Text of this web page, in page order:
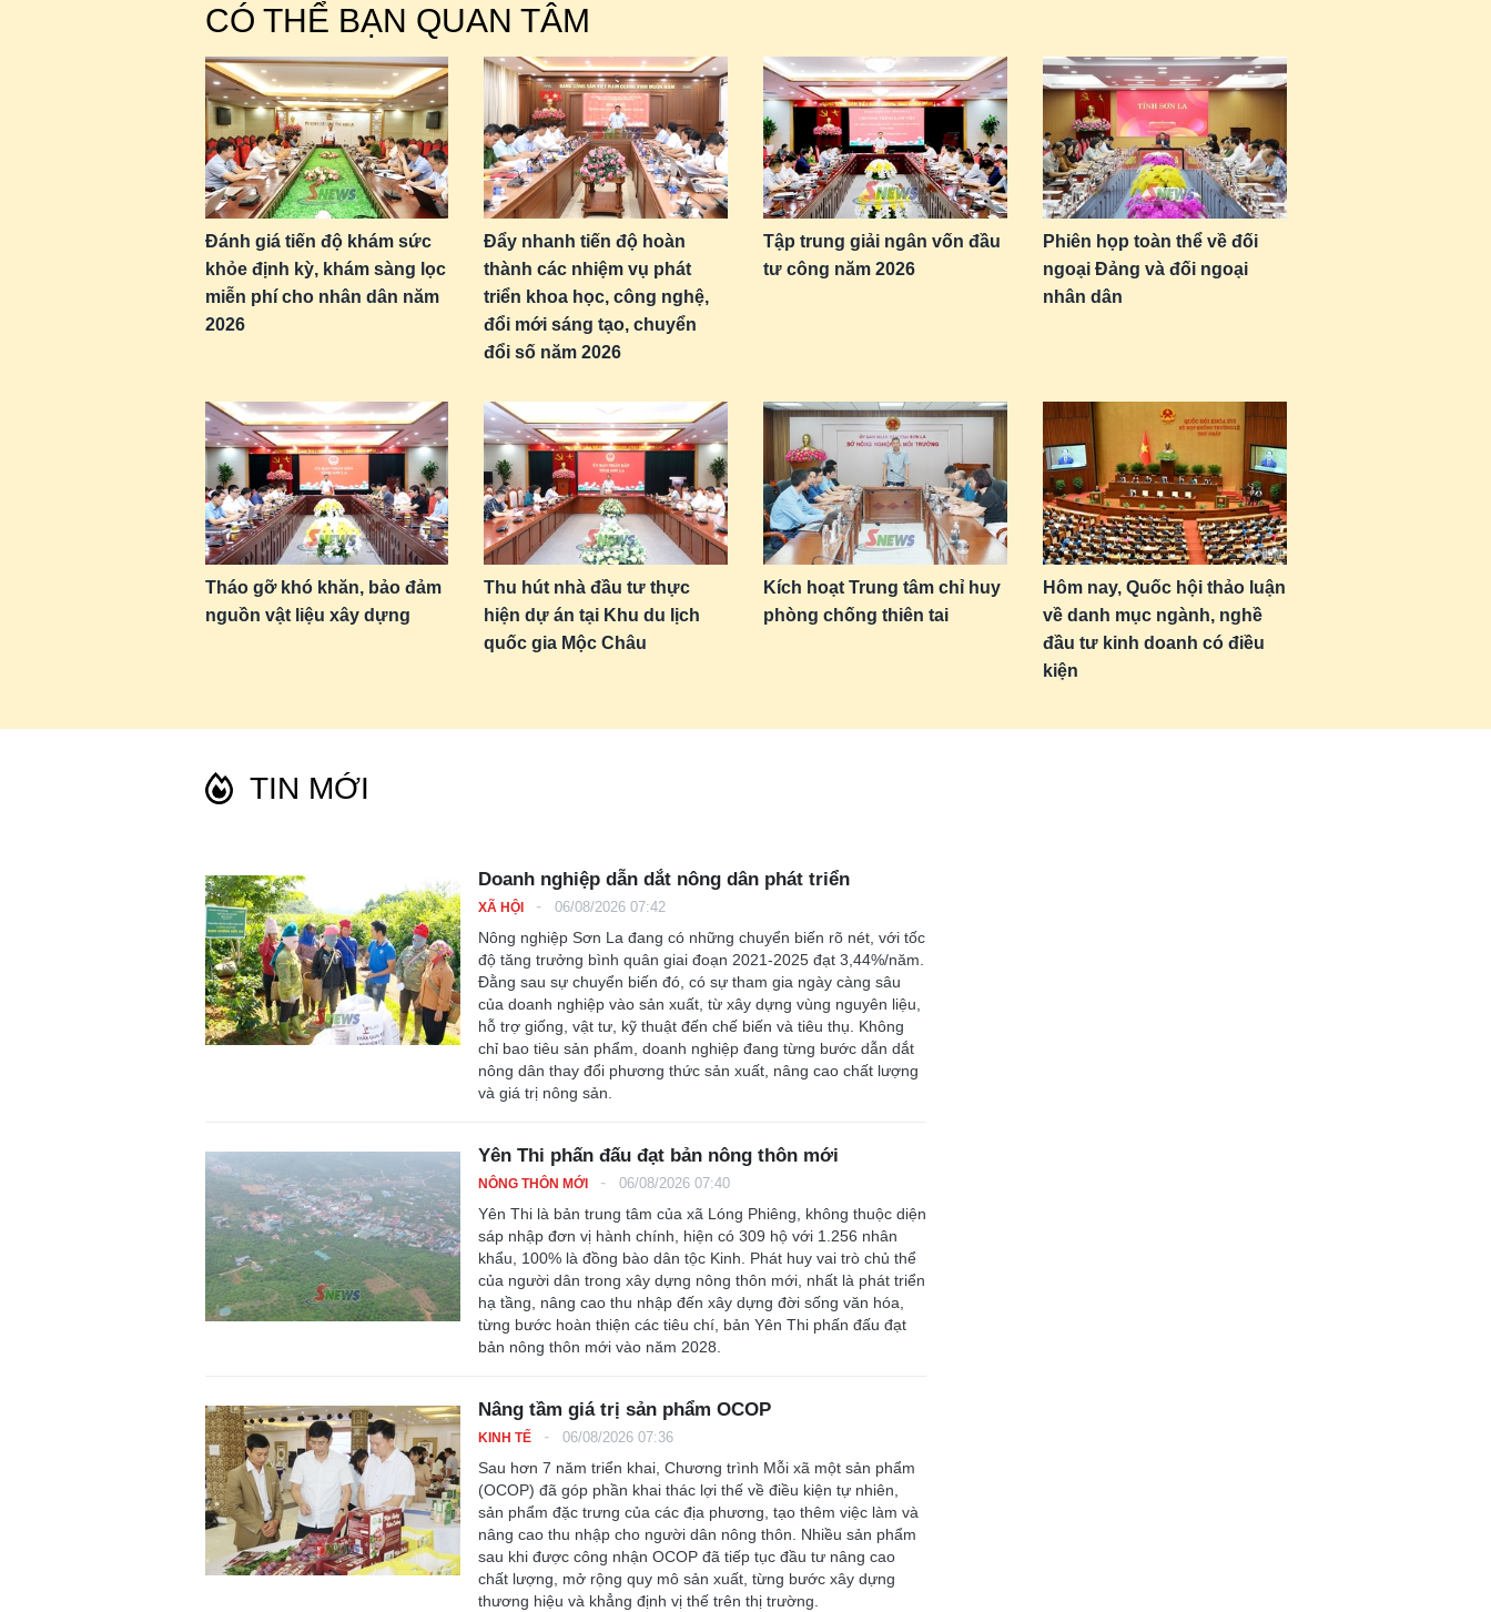
CÓ THỂ BẠN QUAN TÂM
Đánh giá tiến độ khám sức
khỏe định kỳ, khám sàng lọc
miễn phí cho nhân dân năm
2026
Đẩy nhanh tiến độ hoàn
thành các nhiệm vụ phát
triển khoa học, công nghệ,
đổi mới sáng tạo, chuyển
đổi số năm 2026
Tập trung giải ngân vốn đầu
tư công năm 2026
Phiên họp toàn thể về đối
ngoại Đảng và đối ngoại
nhân dân
Tháo gỡ khó khăn, bảo đảm
nguồn vật liệu xây dựng
Thu hút nhà đầu tư thực
hiện dự án tại Khu du lịch
quốc gia Mộc Châu
Kích hoạt Trung tâm chỉ huy
phòng chống thiên tai
Hôm nay, Quốc hội thảo luận
về danh mục ngành, nghề
đầu tư kinh doanh có điều
kiện
TIN MỚI
Doanh nghiệp dẫn dắt nông dân phát triển
XÃ HỘI - 06/08/2026 07:42
Nông nghiệp Sơn La đang có những chuyển biến rõ nét, với tốc
độ tăng trưởng bình quân giai đoạn 2021-2025 đạt 3,44%/năm.
Đằng sau sự chuyển biến đó, có sự tham gia ngày càng sâu
của doanh nghiệp vào sản xuất, từ xây dựng vùng nguyên liệu,
hỗ trợ giống, vật tư, kỹ thuật đến chế biến và tiêu thụ. Không
chỉ bao tiêu sản phẩm, doanh nghiệp đang từng bước dẫn dắt
nông dân thay đổi phương thức sản xuất, nâng cao chất lượng
và giá trị nông sản.
Yên Thi phấn đấu đạt bản nông thôn mới
NÔNG THÔN MỚI - 06/08/2026 07:40
Yên Thi là bản trung tâm của xã Lóng Phiêng, không thuộc diện
sáp nhập đơn vị hành chính, hiện có 309 hộ với 1.256 nhân
khẩu, 100% là đồng bào dân tộc Kinh. Phát huy vai trò chủ thể
của người dân trong xây dựng nông thôn mới, nhất là phát triển
hạ tầng, nâng cao thu nhập đến xây dựng đời sống văn hóa,
từng bước hoàn thiện các tiêu chí, bản Yên Thi phấn đấu đạt
bản nông thôn mới vào năm 2028.
Nâng tầm giá trị sản phẩm OCOP
KINH TẾ - 06/08/2026 07:36
Sau hơn 7 năm triển khai, Chương trình Mỗi xã một sản phẩm
(OCOP) đã góp phần khai thác lợi thế về điều kiện tự nhiên,
sản phẩm đặc trưng của các địa phương, tạo thêm việc làm và
nâng cao thu nhập cho người dân nông thôn. Nhiều sản phẩm
sau khi được công nhận OCOP đã tiếp tục đầu tư nâng cao
chất lượng, mở rộng quy mô sản xuất, từng bước xây dựng
thương hiệu và khẳng định vị thế trên thị trường.